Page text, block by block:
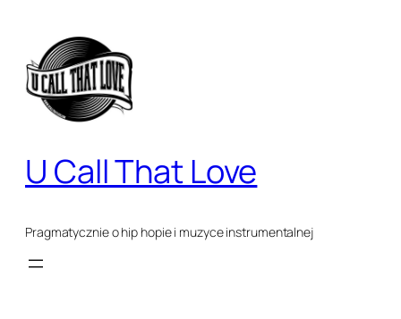
treści
U Call That Love
Pragmatycznie o hip hopie i muzyce instrumentalnej